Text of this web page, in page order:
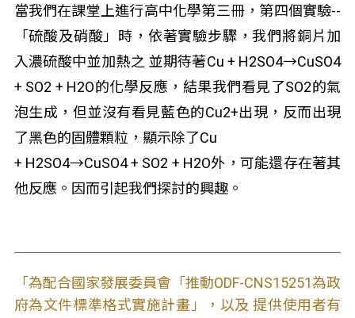
當我們在課堂上進行高中化學第三冊，第四個實驗--
「硫酸及硝酸」時，依著實驗步驟，我們將銅片加
入濃硫酸中並加熱之 並期待著Cu + H2SO4→CuSO4
+ SO2 + H2O的化學反應，結果我們看見了SO2的氣
泡生成，但並沒有看見藍色的Cu2+出現，反而出現
了黑色的固體顆粒，顯示除了Cu
+ H2SO4→CuSO4+ SO2 + H2O外，可能還存在著其
他反應。因而引起我們探討的興趣。
「為配合國家發展委員會「推動ODF-CNS15251為政
府為文件標準格式實施計畫」，以及 提供使用者有